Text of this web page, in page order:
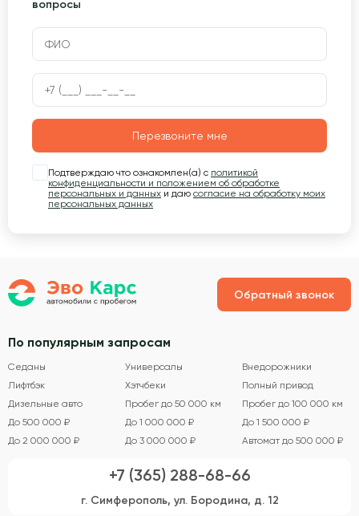
вопросы
Перезвоните мне
Подтверждаю что ознакомлен(а) с политикой
конфиденциальности и положением об обработке
персональных и данных и даю согласие на обработку моих
персональных данных
Обратный звонок
По популярным запросам
Седаны Универсалы
Внедорожники
Лифтбэк
Хэтчбеки
Полный привод
Дизельные авто
Пробег до 50 000 км
Пробег до 100 000 км
До 500 000 ₽
До 1 000 000 ₽
До 1 500 000 ₽
До 2 000 000 ₽
До 3 000 000 ₽ Автомат до 500 000 ₽
+7 (365) 288-68-66
г. Симферополь, ул. Бородина, д. 12